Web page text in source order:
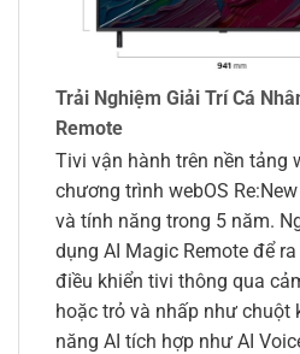
Trải Nghiệm Giải Trí Cá
Remote
Tivi vận hành trên nền tảng
chương trình webOS
và tính năng trong 5 năm.
dụng AI Magic Remote để
điều khiển tivi thông qua
hoặc trỏ và nhấp như chuột
năng AI tích hợp như AI